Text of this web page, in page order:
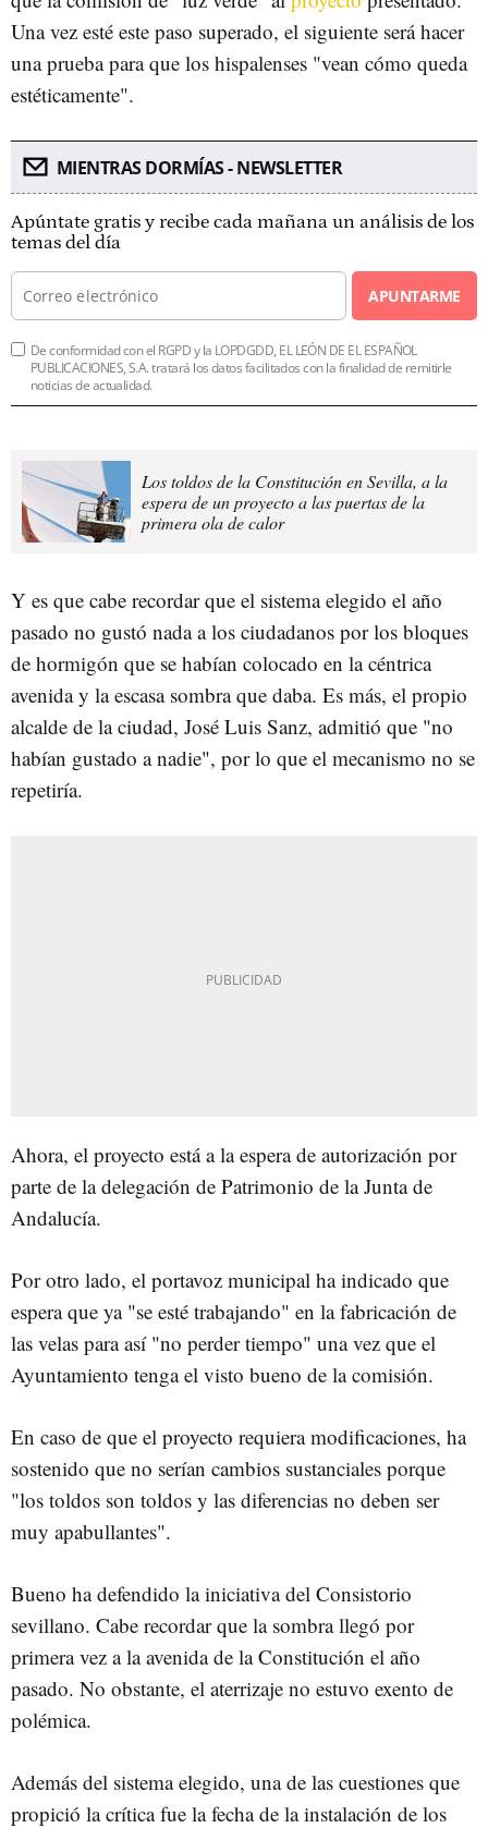
Una vez esté este paso superado, el siguiente será hacer
una prueba para que los hispalenses "vean cómo queda
estéticamente".
MIENTRAS DORMÍAS - NEWSLETTER
Apúntate gratis y recibe cada mañana un análisis de los
temas del día
APUNTARME
De conformidad con el RGPD y la LOPDGDD, EL LEÓN DE EL ESPAÑOL
PUBLICACIONES, S.A. tratará los datos facilitados con la finalidad de remitirle
noticias de actualidad.
Los toldos de la Constitución en Sevilla, a la
espera de un proyecto a las puertas de la
primera ola de calor
Y es que cabe recordar que el sistema elegido el año
pasado no gustó nada a los ciudadanos por los bloques
de hormigón que se habían colocado en la céntrica
avenida y la escasa sombra que daba. Es más, el propio
alcalde de la ciudad, José Luis Sanz, admitió que "no
habían gustado a nadie", por lo que el mecanismo no se
repetiría.
Ahora, el proyecto está a la espera de autorización por
parte de la delegación de Patrimonio de la Junta de
Andalucía.
Por otro lado, el portavoz municipal ha indicado que
espera que ya "se esté trabajando" en la fabricación de
las velas para así "no perder tiempo" una vez que el
Ayuntamiento tenga el visto bueno de la comisión.
En caso de que el proyecto requiera modificaciones, ha
sostenido que no serían cambios sustanciales porque
"los toldos son toldos y las diferencias no deben ser
muy apabullantes".
Bueno ha defendido la iniciativa del Consistorio
sevillano. Cabe recordar que la sombra llegó por
primera vez a la avenida de la Constitución el año
pasado. No obstante, el aterrizaje no estuvo exento de
polémica.
Además del sistema elegido, una de las cuestiones que
propició la crítica fue la fecha de la instalación de los